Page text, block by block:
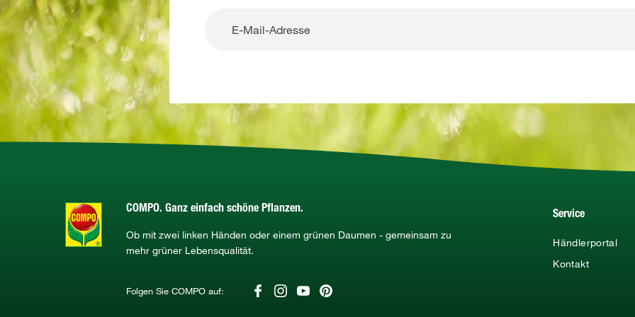
COMPO. Ganz einfach schöne Pflanzen.
Ob mit zwei linken Händen oder einem grünen Daumen - gemeinsam zu
mehr grüner Lebensqualität.
Folgen Sie COMPO auf:
Service
Händlerportal
Kontakt